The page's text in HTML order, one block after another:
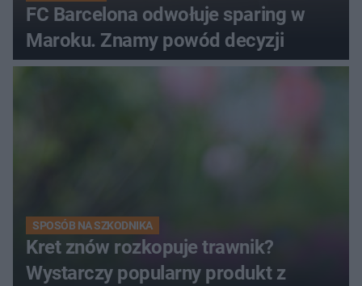
FC Barcelona odwołuje sparing w
Maroku. Znamy powód decyzji
SPOSÓB NA SZKODNIKA
Kret znów rozkopuje trawnik?
Wystarczy popularny produkt z